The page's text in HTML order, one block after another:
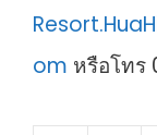
om หรือโทร